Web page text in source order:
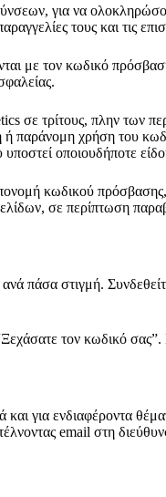
για να
τους και τις
με τον κωδικό
σε τρίτους, πλην των
παράνομη χρήση του
οποιουδήποτε
κωδικού
σε περίπτωση
πάσα στιγμή.
τον κωδικό
για ενδιαφέροντα
email στη